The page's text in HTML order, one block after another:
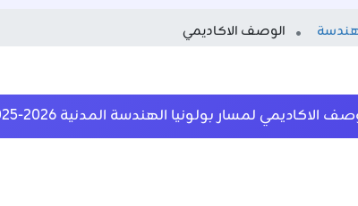
الوصف الاكاديمي
الاكاديمي لمسار بولونيا الهندسة المدنية 2026-2025